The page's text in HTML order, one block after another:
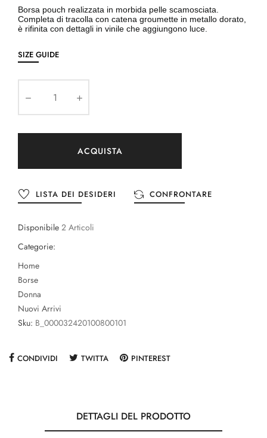
Borsa pouch realizzata in morbida pelle scamosciata.
Completa di tracolla con catena groumette in metallo dorato,
è rifinita con dettagli in vinile che aggiungono luce.
SIZE GUIDE
ACQUISTA
LISTA DEI DESIDERI CONFRONTARE
Disponibile 2 Articoli
Categorie:
Home
Borse
Donna
Nuovi Arrivi
Sku: B_000032420100800101
CONDIVIDI TWITTA PINTEREST
DETTAGLI DEL PRODOTTO